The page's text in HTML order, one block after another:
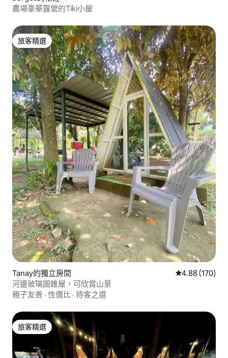
農場豪華露營的Tiki小屋
旅客精選
旅客精選
Tanay的獨立房間 從 170 則評價
4.88 (170)
河邊玻璃圓錐屋，可欣賞山景
親子友善 · 性價比 · 待客之道
旅客精選
旅客精選